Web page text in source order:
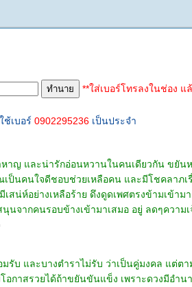
**ใส่เบอร์โทรลงในช่อง แ
เบอร์ 0902295236 เป็นประจำ
หาญ และน่ารักอ่อนหวานในคนเดียวกัน ขยั
ป็นคนใจดีชอบช่วยเหลือคน และมีโชคลาภ
เสน่ห์อย่างเหลือร้าย ดึงดูดเพศตรงข้ามเข้า
นจากคนรอบข้างเข้ามาเสมอ อยู่ ลดๆควา
มรับ และบางตำราไม่รับ ว่าเป็นคู่มงคล แต่
อกาสรวยได้ถ้าขยันขันแข็ง เพราะดวงมีอำ